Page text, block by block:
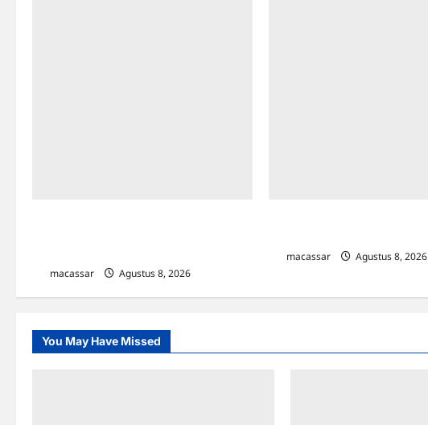
macassar
Agustus 8, 2026
macassar
Agustus 8, 2026
You May Have Missed